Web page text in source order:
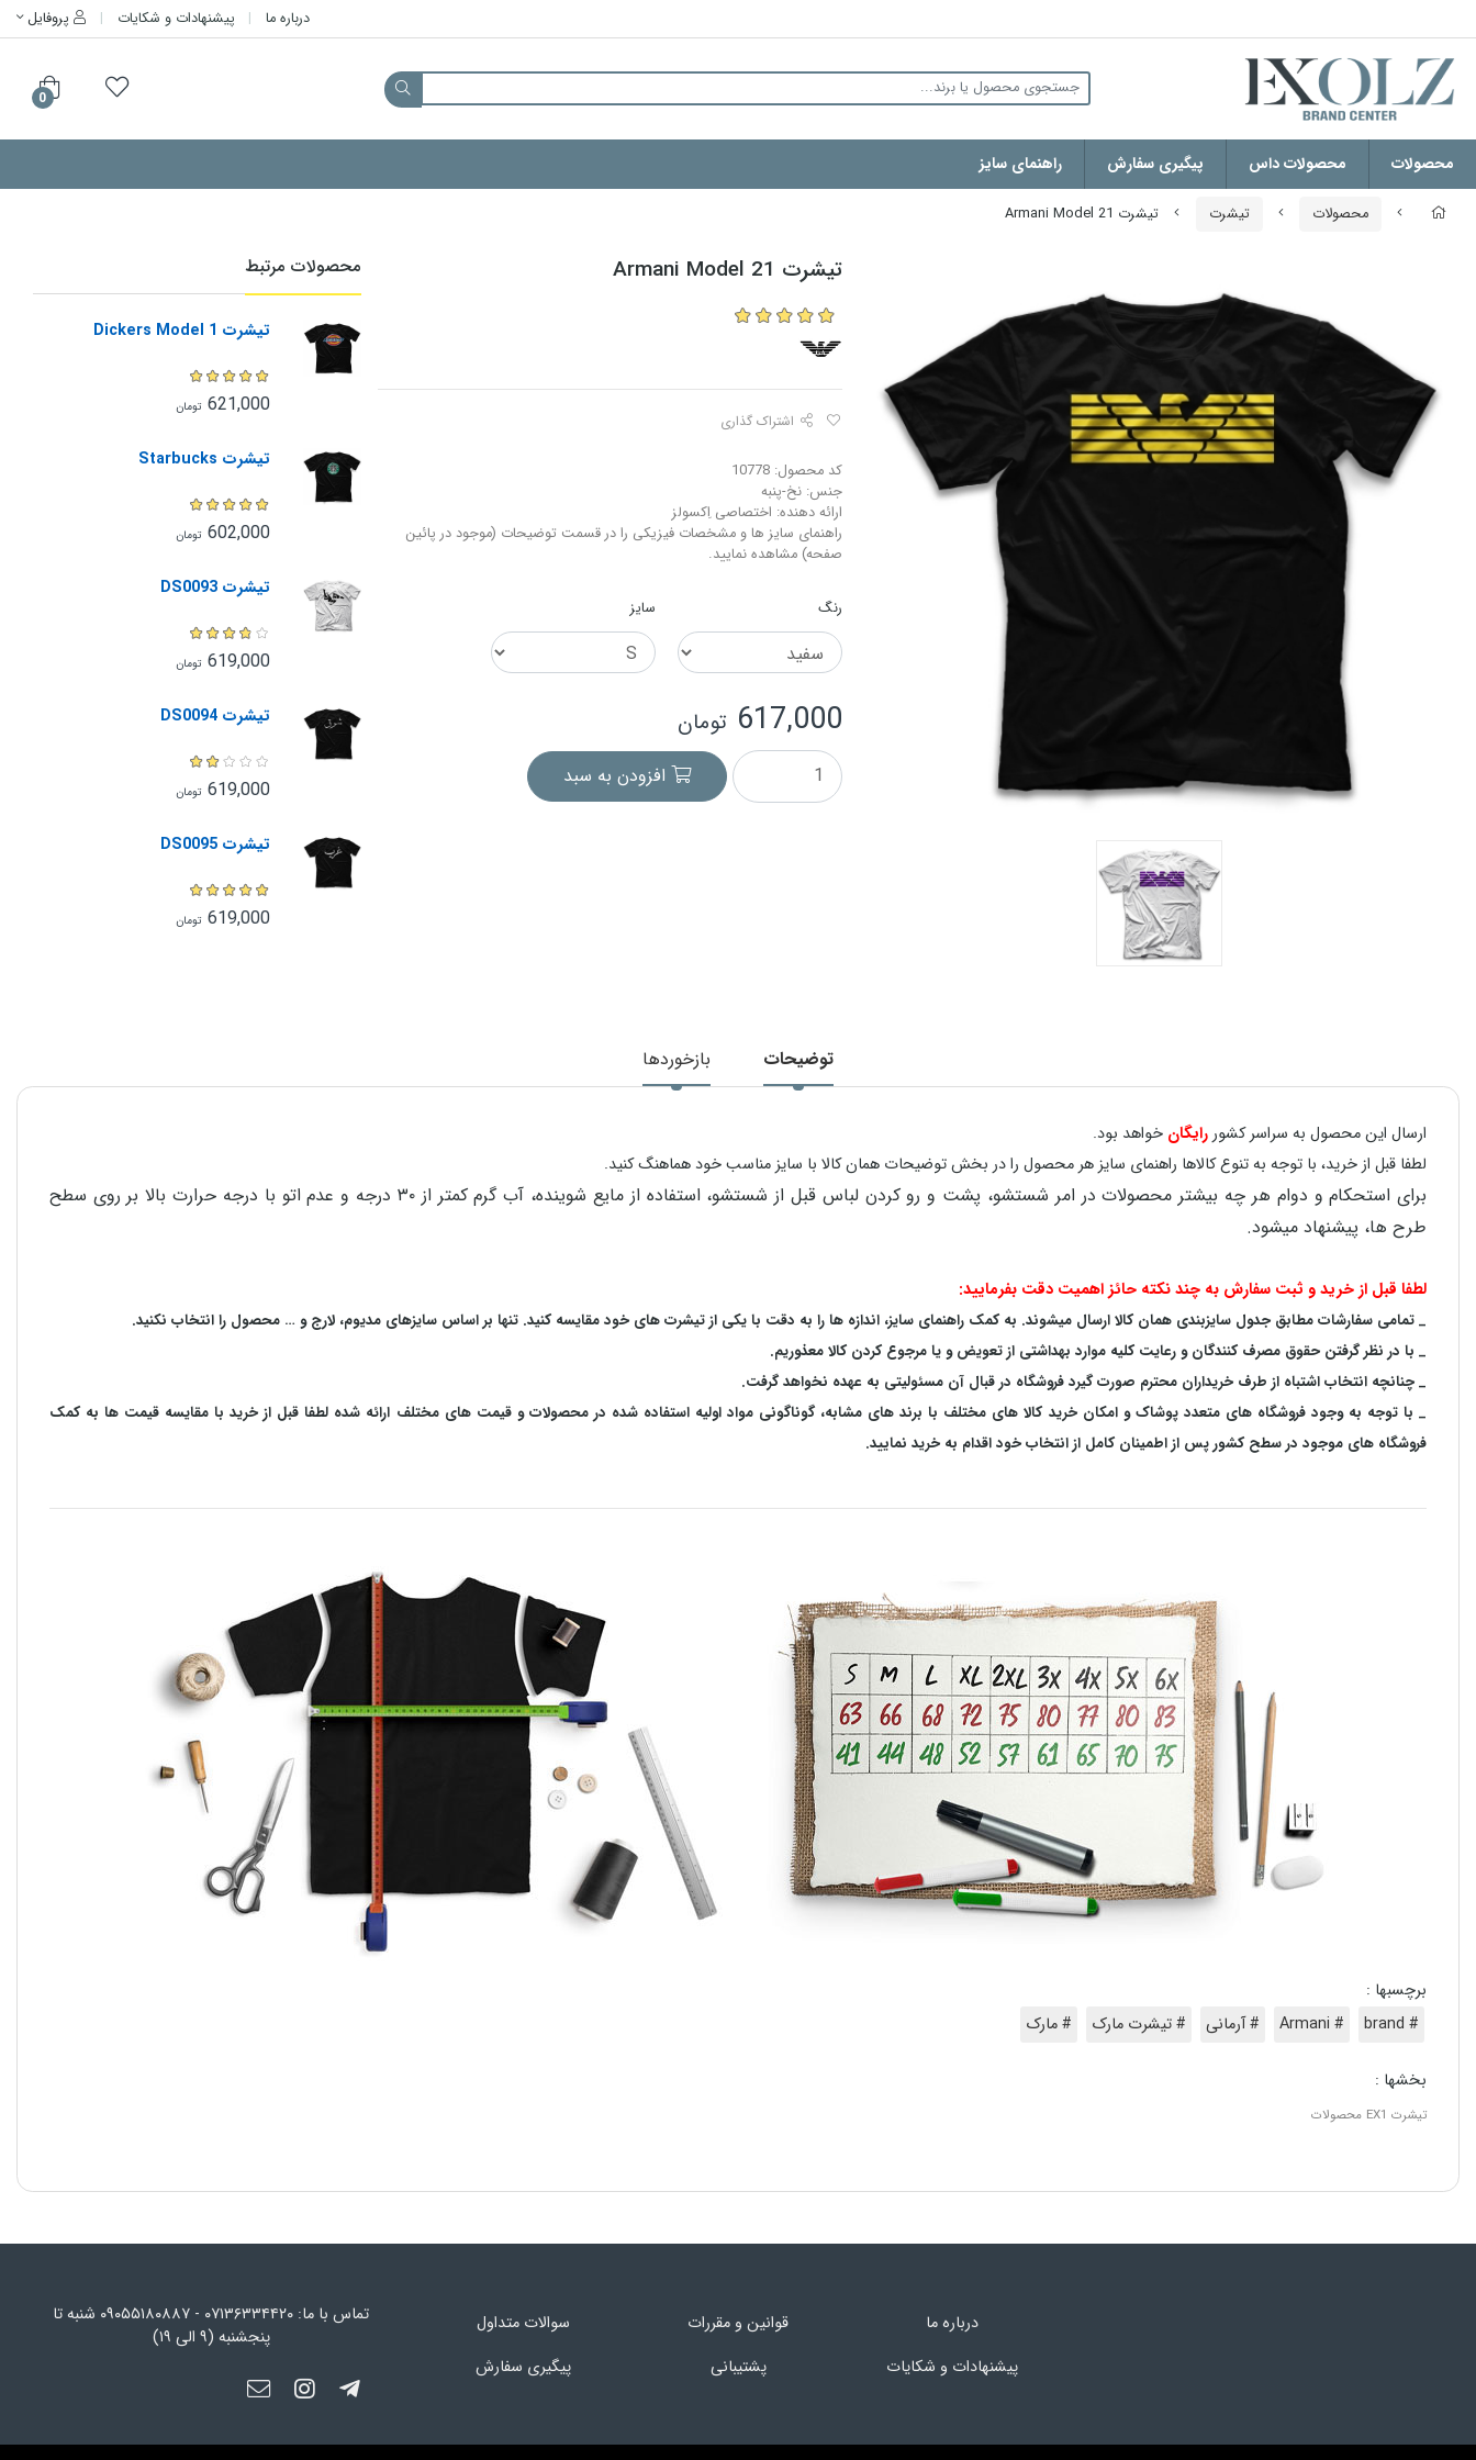
پروفایل درباره ما پیشنهادات و شکایات
0
محصولات محصولات داس پیگیری سفارش راهنمای سایز
محصولات تیشرت تیشرت Armani Model 21
تیشرت Armani Model 21
اشتراک گذاری
کد محصول: 10778
جنس: نخ-پنبه
ارائه دهنده: اختصاصی اِکسولز
راهنمای سایز ها و مشخصات فیزیکی را در قسمت توضیحات (موجود در پائین
صفحه) مشاهده نمایید.
رنگ سایز
617,000 تومان
افزودن به سبد
محصولات مرتبط
تیشرت Dickers Model 1
621,000 تومان
تیشرت Starbucks
602,000 تومان
تیشرت DS0093
619,000 تومان
تیشرت DS0094
619,000 تومان
تیشرت DS0095
619,000 تومان
توضیحات بازخوردها
ارسال این محصول به سراسر کشوررایگان خواهد بود.
لطفا قبل از خرید، با توجه به تنوع کالاها راهنمای سایز هر محصول را در بخش توضیحات همان کالا با سایز مناسب خود هماهنگ کنید.
برای استحکام و دوام هر چه بیشتر محصولات در امر شستشو، پشت و رو کردن لباس قبل از شستشو، استفاده از مایع شوینده، آب گرم کمتر از ۳۰ درجه و عدم اتو با درجه حرارت بالا بر روی سطح
طرح ها، پیشنهاد میشود.
لطفا قبل از خرید و ثبت سفارش به چند نکته حائز اهمیت دقت بفرمایید:
_ تمامی سفارشات مطابق جدول سایزبندی همان کالا ارسال میشوند. به کمک راهنمای سایز، اندازه ها را به دقت با یکی از تیشرت های خود مقایسه کنید. تنها بر اساس سایزهای مدیوم، لارج و … محصول را انتخاب نکنید.
_ با در نظر گرفتن حقوق مصرف کنندگان و رعایت کلیه موارد بهداشتی از تعویض و یا مرجوع کردن کالا معذوریم.
_ چنانچه انتخاب اشتباه از طرف خریداران محترم صورت گیرد فروشگاه در قبال آن مسئولیتی به عهده نخواهد گرفت.
_ با توجه به‌ وجود فروشگاه های متعدد‌ پوشاک و امکان خرید کالا های مختلف با برند های مشابه، گوناگونی مواد اولیه استفاده شده در محصولات و قیمت های مختلف ارائه شده لطفا قبل از خرید با مقایسه قیمت ها به کمک
فروشگاه های موجود در سطح کشور پس از اطمینان کامل از انتخاب خود اقدام به خرید نمایید.
برچسبها :
# brand
# Armani # آرمانی # تیشرت مارک # مارک
بخشها :
تیشرت EX1 محصولات
درباره ما قوانین و مقررات
سوالات متداول
پیشنهادات و شکایات
پشتیبانی پیگیری سفارش
تماس با ما: ۰۷۱۳۶۳۳۴۴۲۰ - ۰۹۰۵۵۱۸۰۸۸۷ شنبه تا
پنجشنبه (۹ الی ۱۹)